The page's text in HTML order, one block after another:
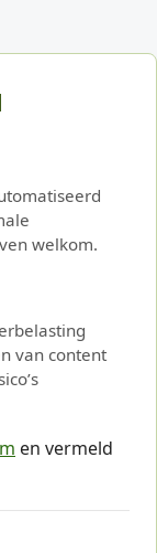
welkom.
van content
en vermeld